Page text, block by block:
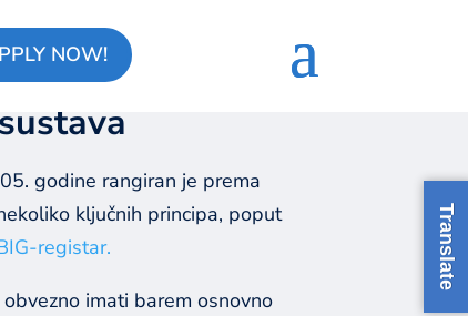
NOW!
godine rangiran je prema
ključnih principa, poput
registar.
imati barem osnovno
Translate